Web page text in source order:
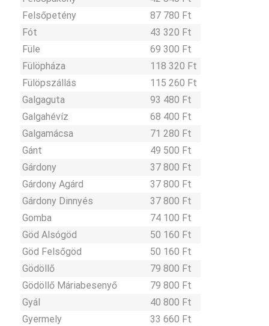
Felsőpetény
87 780 Ft
Fót
43 320 Ft
Füle
69 300 Ft
Fülöpháza
118 320 Ft
Fülöpszállás
115 260 Ft
Galgaguta
93 480 Ft
Galgahévíz
68 400 Ft
Galgamácsa
71 280 Ft
Gánt
49 500 Ft
Gárdony
37 800 Ft
Gárdony Agárd
37 800 Ft
Gárdony Dinnyés
37 800 Ft
Gomba
74 100 Ft
Göd Alsógöd
50 160 Ft
Göd Felsőgöd
50 160 Ft
Gödöllő
79 800 Ft
Gödöllő Máriabesenyő
79 800 Ft
Gyál
40 800 Ft
Gyermely
33 660 Ft